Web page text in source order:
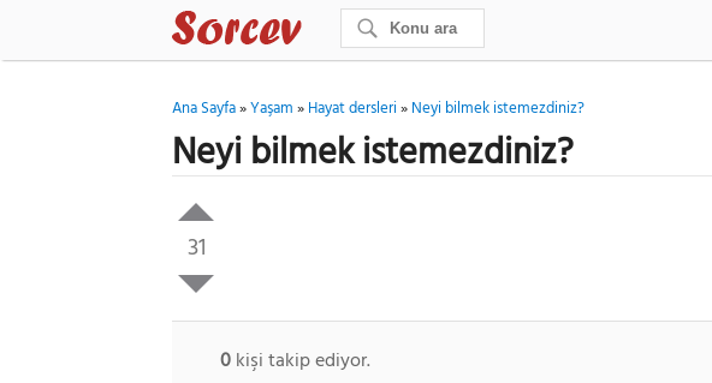
Ana Sayfa»Yaşam»Hayat dersleri»Neyi bilmek istemezdiniz?
Neyi bilmek istemezdiniz?
31
0kişi takip ediyor.